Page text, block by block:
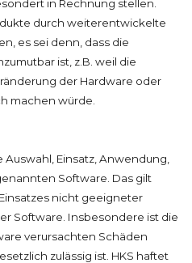
in Rechnung stellen.
durch weiterentwickelte
es sei denn, dass die
ist, z.B. weil die
der Hardware oder
machen würde.
Einsatz, Anwendung,
Software. Das gilt
nicht geeigneter
Software. Insbesondere ist die
verursachten Schäden
zulässig ist. HKS haftet